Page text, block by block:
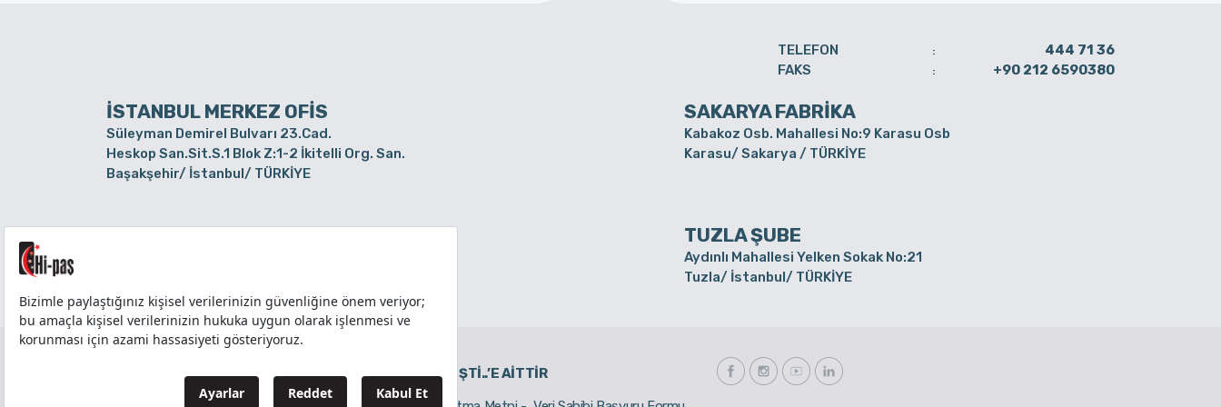
İSTANBUL MERKEZ OFİS SAKARYA FABRİKA
Süleyman Demirel Bulvarı 23.Cad.
Heskop San.Sit.S.1 Blok Z:1-2 İkitelli Org. San.
Başakşehir/ İstanbul/ TÜRKİYE
Kabakoz Osb. Mahallesi No:9 Karasu Osb
Karasu/ Sakarya / TÜRKİYE
BURSA ŞUBE TUZLA ŞUBE
Aydınlı Mahallesi Yelken Sokak No:21
Tuzla/ İstanbul/ TÜRKİYE
TELEFON :
444 71 36
FAKS
: +90 212 6590380
TÜM HAKLARI Hİ-PAŞ PLASTİK EŞYA TİC. VE SAN. LTD. ŞTİ..’E AİTTİR